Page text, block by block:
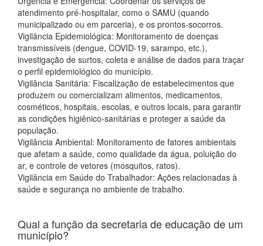
atendimento pré-hospitalar, como o SAMU (quando
municipalizado ou em parceria), e os prontos-socorros.
Vigilância Epidemiológica: Monitoramento de doenças
transmissíveis (dengue, COVID-19, sarampo, etc.),
investigação de surtos, coleta e análise de dados para traçar
o perfil epidemiológico do município.
Vigilância Sanitária: Fiscalização de estabelecimentos que
produzem ou comercializam alimentos, medicamentos,
cosméticos, hospitais, escolas, e outros locais, para garantir
as condições higiênico-sanitárias e proteger a saúde da
população.
Vigilância Ambiental: Monitoramento de fatores ambientais
que afetam a saúde, como qualidade da água, poluição do
ar, e controle de vetores (mosquitos, ratos).
Vigilância em Saúde do Trabalhador: Ações relacionadas à
saúde e segurança no ambiente de trabalho.
Qual a função da secretaria de educação de um
município?